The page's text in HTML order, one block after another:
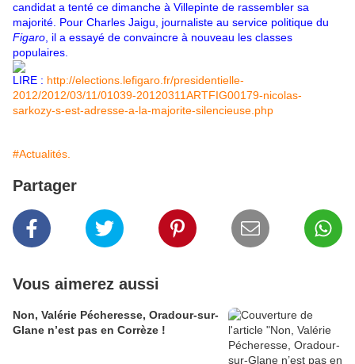
candidat a tenté ce dimanche à Villepinte de rassembler sa
majorité. Pour Charles Jaigu, journaliste au service politique du
Figaro , il a essayé de convaincre à nouveau les classes
populaires.
LIRE : http://elections.lefigaro.fr/presidentielle-
2012/2012/03/11/01039-20120311ARTFIG00179-nicolas-
sarkozy-s-est-adresse-a-la-majorite-silencieuse.php
#Actualités.
Partager
Vous aimerez aussi
Non, Valérie Pécheresse, Oradour-sur-
Glane n’est pas en Corrèze !